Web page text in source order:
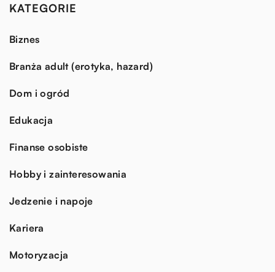
KATEGORIE
Biznes
Branża adult (erotyka, hazard)
Dom i ogród
Edukacja
Finanse osobiste
Hobby i zainteresowania
Jedzenie i napoje
Kariera
Motoryzacja